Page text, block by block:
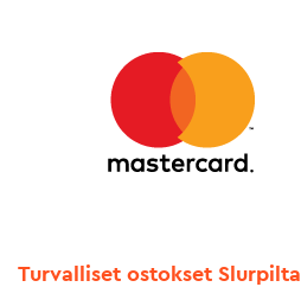
Turvalliset ostokset Slurpilta